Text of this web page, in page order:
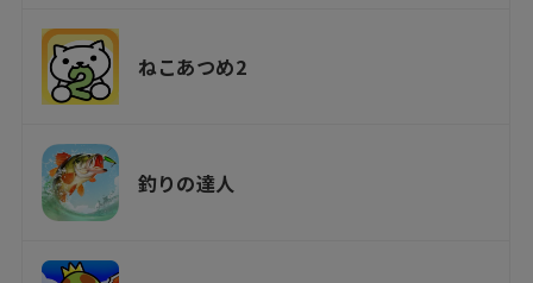
ねこあつめ2
釣りの達人